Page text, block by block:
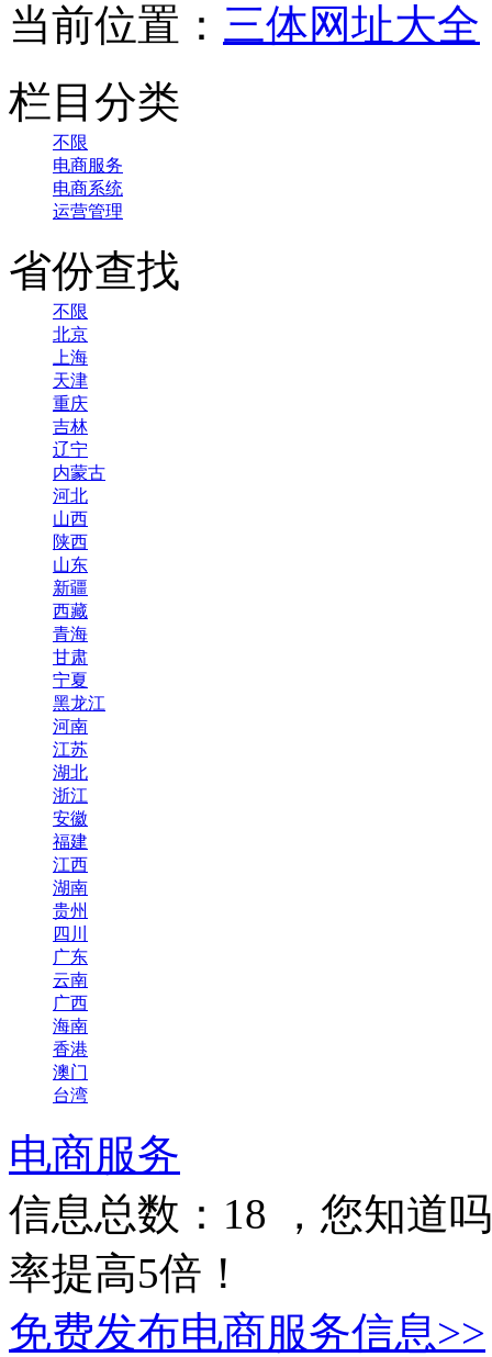
当前位置： 三体网址大全
栏目分类
不限
电商服务
电商系统
运营管理
省份查找
不限
北京
上海
天津
重庆
吉林
辽宁
内蒙古
河北
山西
陕西
山东
新疆
西藏
青海
甘肃
宁夏
黑龙江
河南
江苏
湖北
浙江
安徽
福建
江西
湖南
贵州
四川
广东
云南
广西
海南
香港
澳门
台湾
电商服务
信息总数： 18 ，您知道
率提高5倍！
免费发布电商服务信息>>